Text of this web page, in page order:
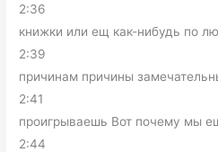
2:36
книжки или ещ как-нибудь по
2:39
причинам причины
2:41
проигрываешь Вот почему мы
2:44